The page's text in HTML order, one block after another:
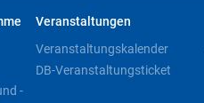
-
Veranstaltungen
Veranstaltungskalender
DB-Veranstaltungsticket